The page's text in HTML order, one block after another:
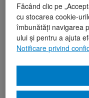
Făcând clic pe
cu stocarea cookie-
îmbunătăți navigarea
ului și pentru a ajuta
Notificare privind